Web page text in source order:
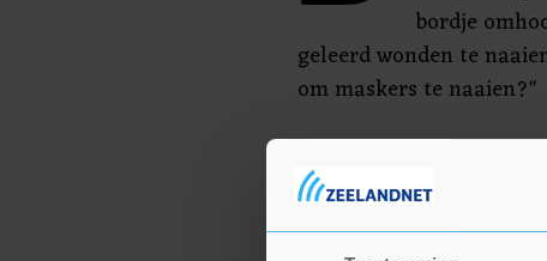
bordje
geleerd wonden te
om maskers te naaien?"
De campagnevoerders
middelen nodig hebben
zien we er zo uit."